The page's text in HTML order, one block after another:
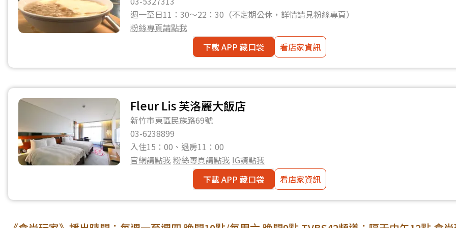
週一至日11：30～22：30（不定期公休，詳情請見粉絲專頁）
粉絲專頁請點我
下載 APP 藏口袋
看店家資訊
Fleur Lis 芙洛麗大飯店
新竹市東區民族路69號
03-6238899
入住15：00、退房11：00
官網請點我 粉絲專頁請點我 IG請點我
下載 APP 藏口袋
看店家資訊